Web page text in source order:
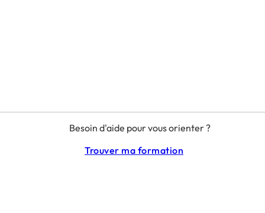
Besoin d'aide pour vous orienter ?
Trouver ma formation